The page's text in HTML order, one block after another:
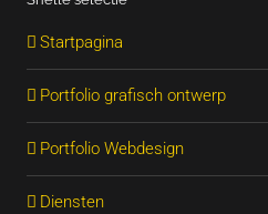
Startpagina
Portfolio grafisch ontwerp
Portfolio Webdesign
Diensten